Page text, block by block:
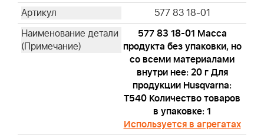
Husqvarna
Husqvarna
Husqvarna
Husqvarna
Husqvarna
Husqvarna
Husqvarna
Husqvarna
Husqvarna
577 83 18-01
577 83 18-01 Масса
продукта без упаковки, но
со всеми материалами
внутри нее: 20 г Для
продукции Husqvarna:
T540 Количество товаров
в упаковке: 1
Используется в агрегатах